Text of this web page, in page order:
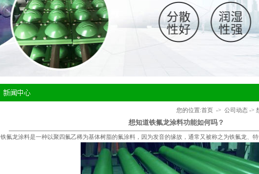
您的位置:首页 ->公司动态 ->
想知道铁氟龙涂料功能如何吗？
铁氟龙涂料是一种以聚四氟乙稀为基体树脂的氟涂料，因为发音的缘故，通常又被称之为铁氟龙、